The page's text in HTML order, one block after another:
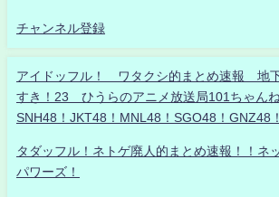
チャンネル登録
アイドッフル！ ワタクシ的まとめ速報 地
すき！23 ひうらのアニメ放送局101ちゃん
SNH48！JKT48！MNL48！SGO48！GNZ48
タダッフル！ネトゲ廃人的まとめ速報！！ネ
パワーズ！